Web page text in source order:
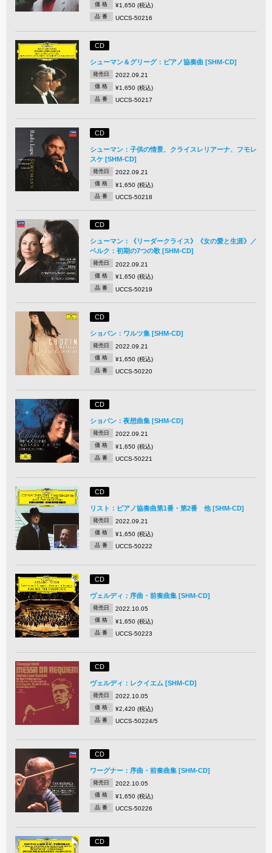
価 格 ¥1,650 (税込)
品 番 UCCS-50216
CD
シューマン＆グリーグ：ピアノ協奏曲 [SHM-CD]
発売日 2022.09.21
価 格 ¥1,650 (税込)
品 番 UCCS-50217
CD
シューマン：子供の情景、クライスレリアーナ、フモレ
スケ [SHM-CD]
発売日 2022.09.21
価 格 ¥1,650 (税込)
品 番 UCCS-50218
CD
シューマン：《リーダークライス》《女の愛と生涯》／
ベルク：初期の7つの歌 [SHM-CD]
発売日 2022.09.21
価 格 ¥1,650 (税込)
品 番 UCCS-50219
CD
ショパン：ワルツ集 [SHM-CD]
発売日 2022.09.21
価 格 ¥1,650 (税込)
品 番 UCCS-50220
CD
ショパン：夜想曲集 [SHM-CD]
発売日 2022.09.21
価 格 ¥1,650 (税込)
品 番 UCCS-50221
CD
リスト：ピアノ協奏曲第1番・第2番 他 [SHM-CD]
発売日 2022.09.21
価 格 ¥1,650 (税込)
品 番 UCCS-50222
CD
ヴェルディ：序曲・前奏曲集 [SHM-CD]
発売日 2022.10.05
価 格 ¥1,650 (税込)
品 番 UCCS-50223
CD
ヴェルディ：レクイエム [SHM-CD]
発売日 2022.10.05
価 格 ¥2,420 (税込)
品 番 UCCS-50224/5
CD
ワーグナー：序曲・前奏曲集 [SHM-CD]
発売日 2022.10.05
価 格 ¥1,650 (税込)
品 番 UCCS-50226
CD